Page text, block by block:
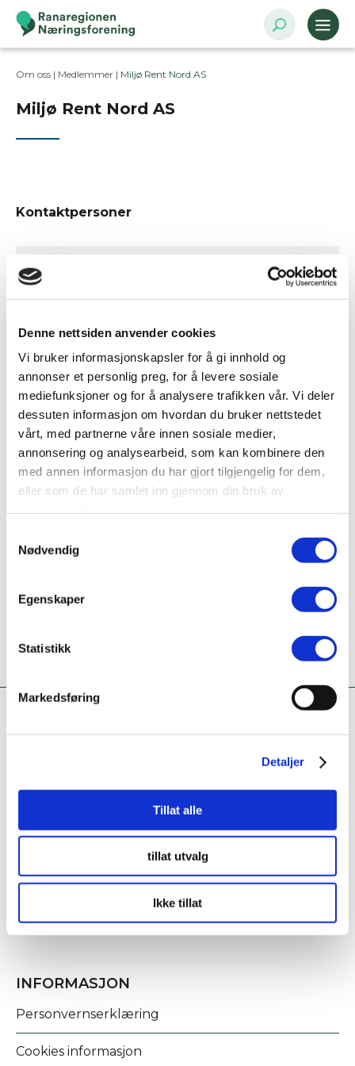
Denne nettsiden anvender cookies
Vi bruker informasjonskapsler for å gi innhold og
annonser et personlig preg, for å levere sosiale
mediefunksjoner og for å analysere trafikken vår. Vi deler
dessuten informasjon om hvordan du bruker nettstedet
vårt, med partnerne våre innen sosiale medier,
annonsering og analysearbeid, som kan kombinere den
med annen informasjon du har gjort tilgjengelig for dem,
eller som de har samlet inn gjennom din bruk av
Nødvendig
Egenskaper
Statistikk
Markedsføring
Detaljer
Tillat alle
tillat utvalg
Ikke tillat
Om oss | Medlemmer | Miljø Rent Nord AS
Miljø Rent Nord AS
Kontaktpersoner
Besøksadresse
Mellomvika 49, 8622 MO I RANA
Kaigata 18, 8624 Mo i Rana
Bransje
Rengjøringsvirksomhet
Nettside
www.miljorent.no
Ta kontakt
47357966
Klikk her for å be om redigeringstilgang
KONTAKT OSS
Fridtjof Nansens gate 21
8622 Mo i Rana
INFORMASJON
Personvernserklæring
Cookies informasjon